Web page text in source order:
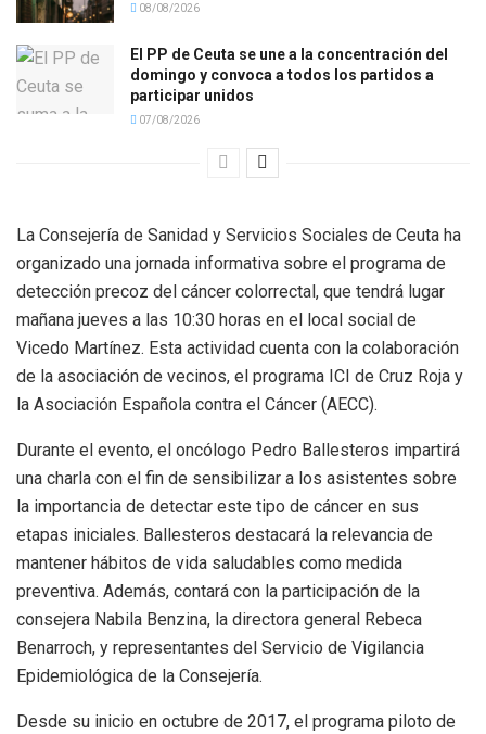
08/08/2026
El PP de Ceuta se une a la concentración del
domingo y convoca a todos los partidos a
participar unidos
07/08/2026
La Consejería de Sanidad y Servicios Sociales de Ceuta ha
organizado una jornada informativa sobre el programa de
detección precoz del cáncer colorrectal, que tendrá lugar
mañana jueves a las 10:30 horas en el local social de
Vicedo Martínez. Esta actividad cuenta con la colaboración
de la asociación de vecinos, el programa ICI de Cruz Roja y
la Asociación Española contra el Cáncer (AECC).
Durante el evento, el oncólogo Pedro Ballesteros impartirá
una charla con el fin de sensibilizar a los asistentes sobre
la importancia de detectar este tipo de cáncer en sus
etapas iniciales. Ballesteros destacará la relevancia de
mantener hábitos de vida saludables como medida
preventiva. Además, contará con la participación de la
consejera Nabila Benzina, la directora general Rebeca
Benarroch, y representantes del Servicio de Vigilancia
Epidemiológica de la Consejería.
Desde su inicio en octubre de 2017, el programa piloto de